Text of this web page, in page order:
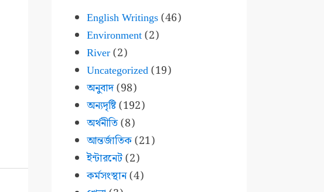
English Writings(46)
Environment(2)
River(2)
Uncategorized(19)
অনুবাদ(98)
অন্যদৃষ্টি(192)
অর্থনীতি(8)
আন্তর্জাতিক(21)
ইন্টারনেট(2)
কর্মসংস্থান(4)